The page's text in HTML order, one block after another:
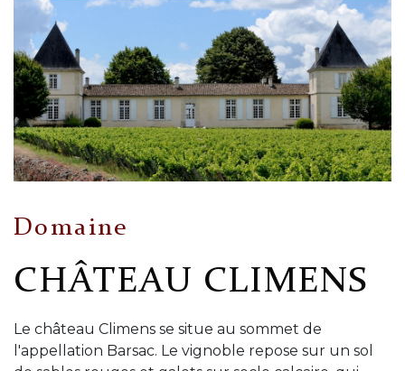
Domaine
CHÂTEAU CLIMENS
Le château Climens se situe au sommet de
l'appellation Barsac. Le vignoble repose sur un sol